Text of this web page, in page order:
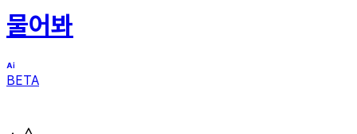
물어봐
BETA